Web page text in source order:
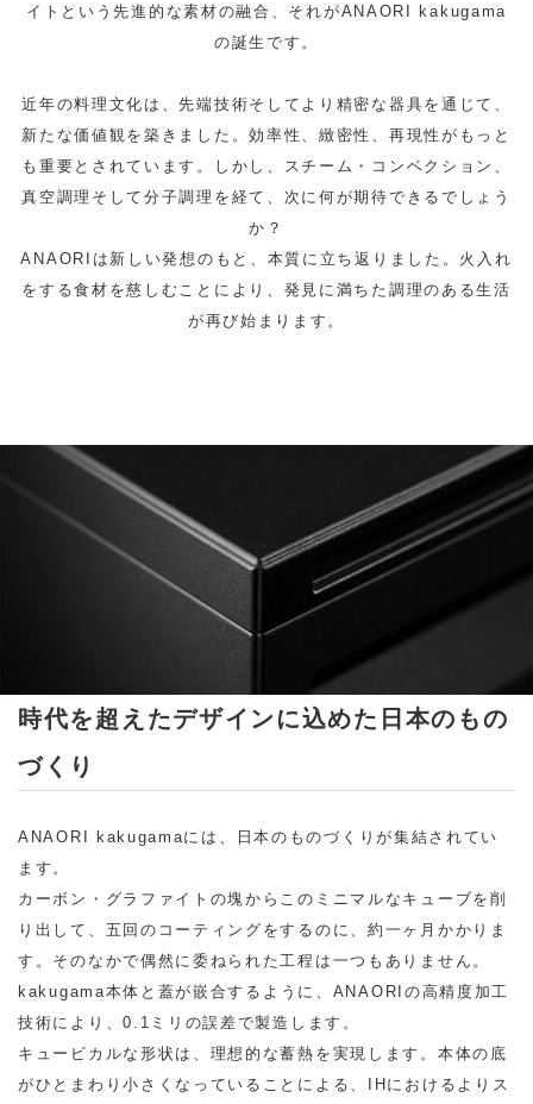
イトという先進的な素材の融合、それがANAORI kakugama
の誕生です。
近年の料理文化は、先端技術そしてより精密な器具を通じて、
新たな価値観を築きました。効率性、緻密性、再現性がもっと
も重要とされています。しかし、スチーム・コンベクション、
真空調理そして分子調理を経て、次に何が期待できるでしょう
か？
ANAORIは新しい発想のもと、本質に立ち返りました。火入れ
をする食材を慈しむことにより、発見に満ちた調理のある生活
が再び始まります。
時代を超えたデザインに込めた日本のもの
づくり
ANAORI kakugamaには、日本のものづくりが集結されてい
ます。
カーボン・グラファイトの塊からこのミニマルなキューブを削
り出して、五回のコーティングをするのに、約一ヶ月かかりま
す。そのなかで偶然に委ねられた工程は一つもありません。
kakugama本体と蓋が嵌合するように、ANAORIの高精度加工
技術により、0.1ミリの誤差で製造します。
キュービカルな形状は、理想的な蓄熱を実現します。本体の底
がひとまわり小さくなっていることによる、IHにおけるよりス